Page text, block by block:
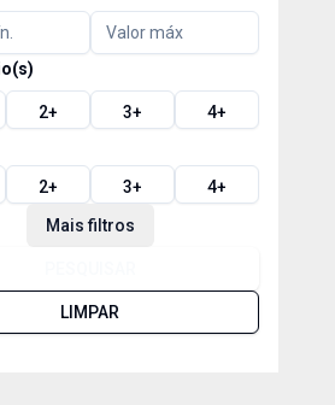
2+ 3+ 4+
2+ 3+ 4+
Mais filtros
LIMPAR